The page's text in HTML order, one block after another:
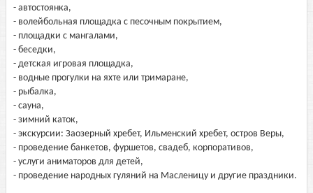
- автостоянка,
- волейбольная площадка с песочным покрытием,
- площадки с мангалами,
- беседки,
- детская игровая площадка,
- водные прогулки на яхте или тримаране,
- рыбалка,
- сауна,
- зимний каток,
- экскурсии: Заозерный хребет, Ильменский хребет, остров Веры,
- проведение банкетов, фуршетов, свадеб, корпоративов,
- услуги аниматоров для детей,
- проведение народных гуляний на Масленицу и другие праздники.